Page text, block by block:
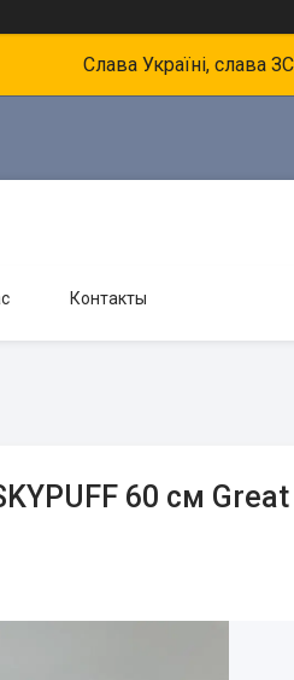
Слава Україні, слава
Контакты
60 см Great